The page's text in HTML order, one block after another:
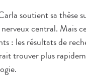
soutient sa thèse
central. Mais
: les résultats de
trouver plus